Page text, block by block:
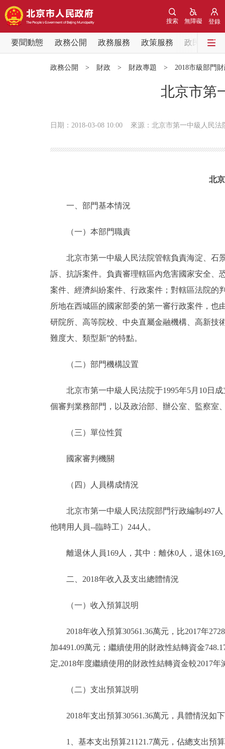
登錄
無障礙
搜索
要聞動態 政務公開 政務服務 政策服務
政民互動
政務服務
個人服務
便民服務
仲介服務
政民互動
綠色北京
ENGLISH
DEUTSCH
ESPAÑOL
ITALIANO
政務公開 > 財政 > 財政專題 > 2018市級部門
北京市第
日期：2018-03-08 10:00 來源：北京市第一中級人民法
北
一、部門基本情況
（一）本部門職責
北京市第一中級人民法院管轄負責海淀、石景
訴、抗訴案件。負責審理轄區內危害國家安全、
案件、經濟糾紛案件、行政案件；對轄區法院的
所地在西城區的國家部委的第一審行政案件，
研院所、高等院校、中央直屬金融機構、高新技
難度大、類型新”的特點。
（二）部門機構設置
北京市第一中級人民法院于1995年5月10日成
個審判業務部門，以及政治部、辦公室、監察室
（三）單位性質
國家審判機關
（四）人員構成情況
北京市第一中級人民法院部門行政編制497人
他聘用人員--臨時工）244人。
離退休人員169人，其中：離休0人，退休169
二、2018年收入及支出總體情況
（一）收入預算説明
2018年收入預算30561.36萬元，比2017年
加4491.09萬元；繼續使用的財政性結轉資金
定,2018年度繼續使用的財政性結轉資金較2017
（二）支出預算説明
2018年支出預算30561.36萬元，具體情況如
1、基本支出預算21121.7萬元，佔總支出預算